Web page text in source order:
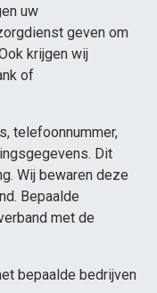
uw
geven om
krijgen wij
of
telefoonnummer,
Dit
Wij bewaren deze
Bepaalde
met de
bepaalde bedrijven